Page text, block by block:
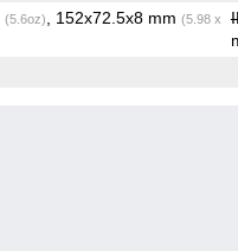
(5.6oz) , 152x72.5x8 mm (5.98 x